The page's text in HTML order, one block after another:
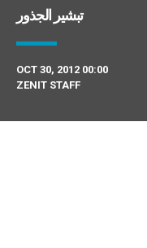
تبشير الجذور
OCT 30, 2012 00:00
ZENIT STAFF